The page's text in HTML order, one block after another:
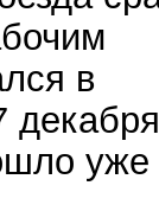
в
декабря
уже